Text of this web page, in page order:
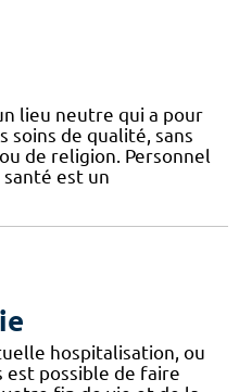
lieu neutre qui a pour
soins de qualité, sans
de religion. Personnel
est un
hospitalisation, ou
est possible de faire